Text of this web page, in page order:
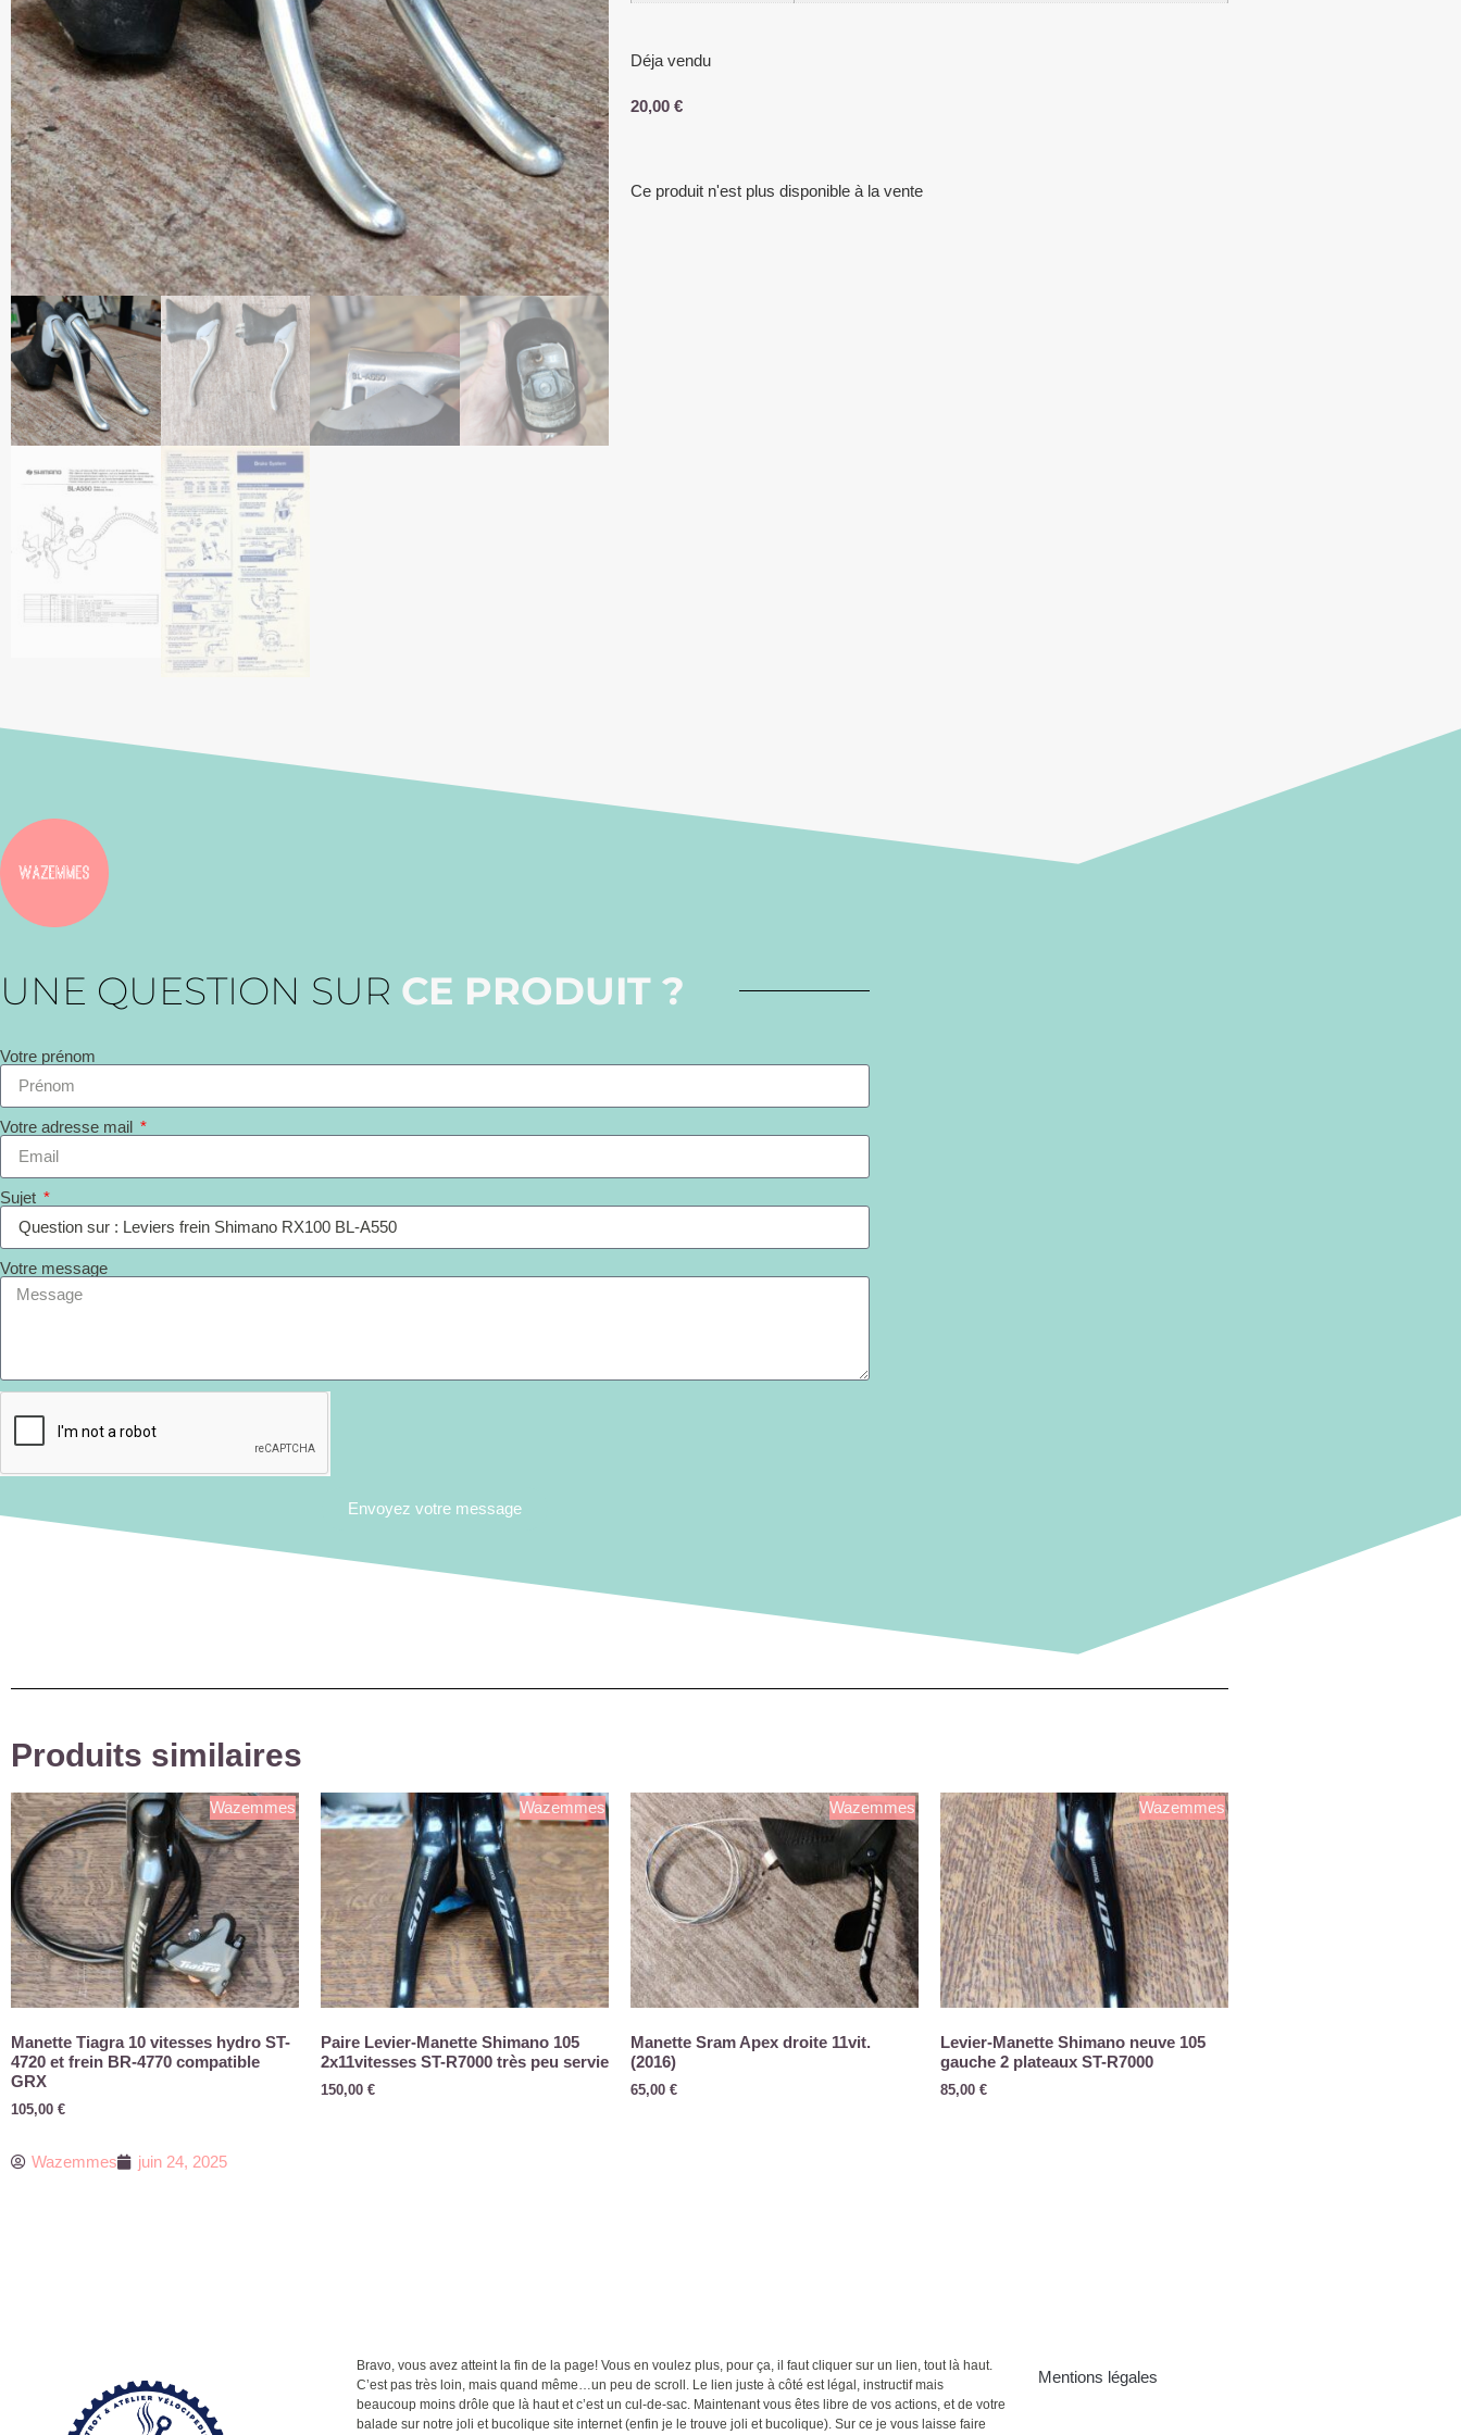
Déja vendu
20,00 €
Ce produit n'est plus disponible à la vente
UNE QUESTION SUR CE PRODUIT ?
Votre prénom
Votre adresse mail
Sujet
Votre message
Envoyez votre message
Produits similaires
Wazemmes
Manette Tiagra 10 vitesses hydro ST-
4720 et frein BR-4770 compatible
GRX
105,00 €
Wazemmes
Paire Levier-Manette Shimano 105
2x11vitesses ST-R7000 très peu servie
150,00 €
Wazemmes
Manette Sram Apex droite 11vit.
(2016)
65,00 €
Wazemmes
Levier-Manette Shimano neuve 105
gauche 2 plateaux ST-R7000
85,00 €
Wazemmes juin 24, 2025
Bravo, vous avez atteint la fin de la page! Vous en voulez plus, pour ça, il faut cliquer sur un lien, tout là haut.
C’est pas très loin, mais quand même…un peu de scroll. Le lien juste à côté est légal, instructif mais
beaucoup moins drôle que là haut et c’est un cul-de-sac. Maintenant vous êtes libre de vos actions, et de votre
balade sur notre joli et bucolique site internet (enfin je le trouve joli et bucolique). Sur ce je vous laisse faire
Mentions légales